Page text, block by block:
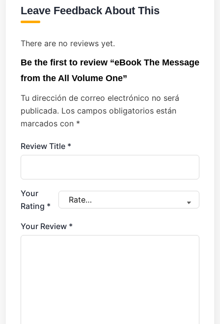
Leave Feedback About This
There are no reviews yet.
Be the first to review “eBook The Message
from the All Volume One”
Tu dirección de correo electrónico no será
publicada. Los campos obligatorios están
marcados con *
Review Title *
Your
Rating *
Your Review *